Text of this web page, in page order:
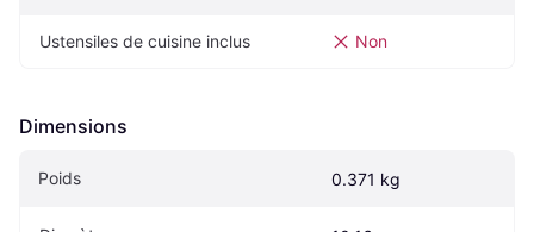
Ustensiles de cuisine inclus Non
Dimensions
Poids 0.371 kg